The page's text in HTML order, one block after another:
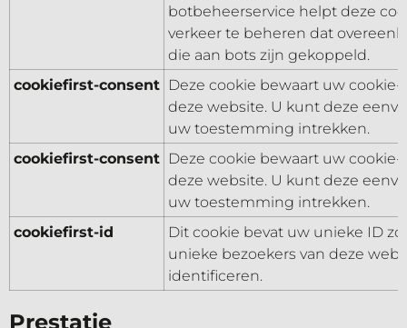
botbeheerservice helpt deze
verkeer te beheren dat
die aan bots zijn gekoppeld.
cookiefirst-consent Deze cookie bewaart uw
deze website. U kunt deze
uw toestemming intrekken.
cookiefirst-consent Deze cookie bewaart uw
deze website. U kunt deze
uw toestemming intrekken.
cookiefirst-id
Dit cookie bevat uw unieke ID
unieke bezoekers van deze
identificeren.
Prestatie